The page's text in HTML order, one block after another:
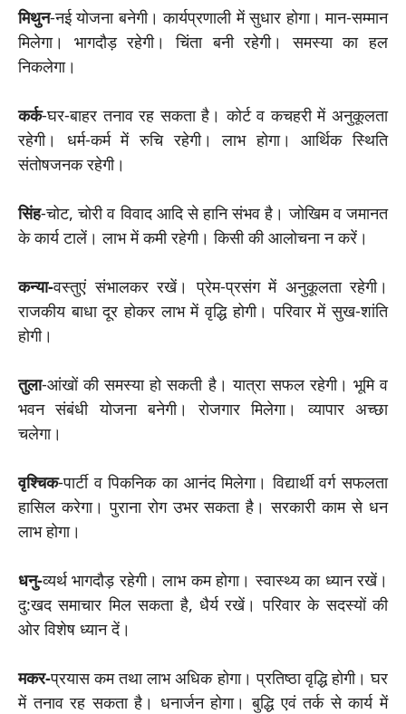
मिथुन-नई योजना बनेगी। कार्यप्रणाली में सुधार होगा। मान-सम्मान
मिलेगा। भागदौड़ रहेगी। चिंता बनी रहेगी। समस्या का हल
निकलेगा।
कर्क-घर-बाहर तनाव रह सकता है। कोर्ट व कचहरी में अनुकूलता
रहेगी। धर्म-कर्म में रुचि रहेगी। लाभ होगा। आर्थिक स्थिति
संतोषजनक रहेगी।
सिंह-चोट, चोरी व विवाद आदि से हानि संभव है। जोखिम व जमानत
के कार्य टालें। लाभ में कमी रहेगी। किसी की आलोचना न करें।
कन्या-वस्तुएं संभालकर रखें। प्रेम-प्रसंग में अनुकूलता रहेगी।
राजकीय बाधा दूर होकर लाभ में वृद्धि होगी। परिवार में सुख-शांति
होगी।
तुला-आंखों की समस्या हो सकती है। यात्रा सफल रहेगी। भूमि व
भवन संबंधी योजना बनेगी। रोजगार मिलेगा। व्यापार अच्छा
चलेगा।
वृश्चिक-पार्टी व पिकनिक का आनंद मिलेगा। विद्यार्थी वर्ग सफलता
हासिल करेगा। पुराना रोग उभर सकता है। सरकारी काम से धन
लाभ होगा।
धनु-व्यर्थ भागदौड़ रहेगी। लाभ कम होगा। स्वास्थ्य का ध्यान रखें।
दु:खद समाचार मिल सकता है, धैर्य रखें। परिवार के सदस्यों की
ओर विशेष ध्यान दें।
मकर-प्रयास कम तथा लाभ अधिक होगा। प्रतिष्ठा वृद्धि होगी। घर
में तनाव रह सकता है। धनार्जन होगा। बुद्धि एवं तर्क से कार्य में